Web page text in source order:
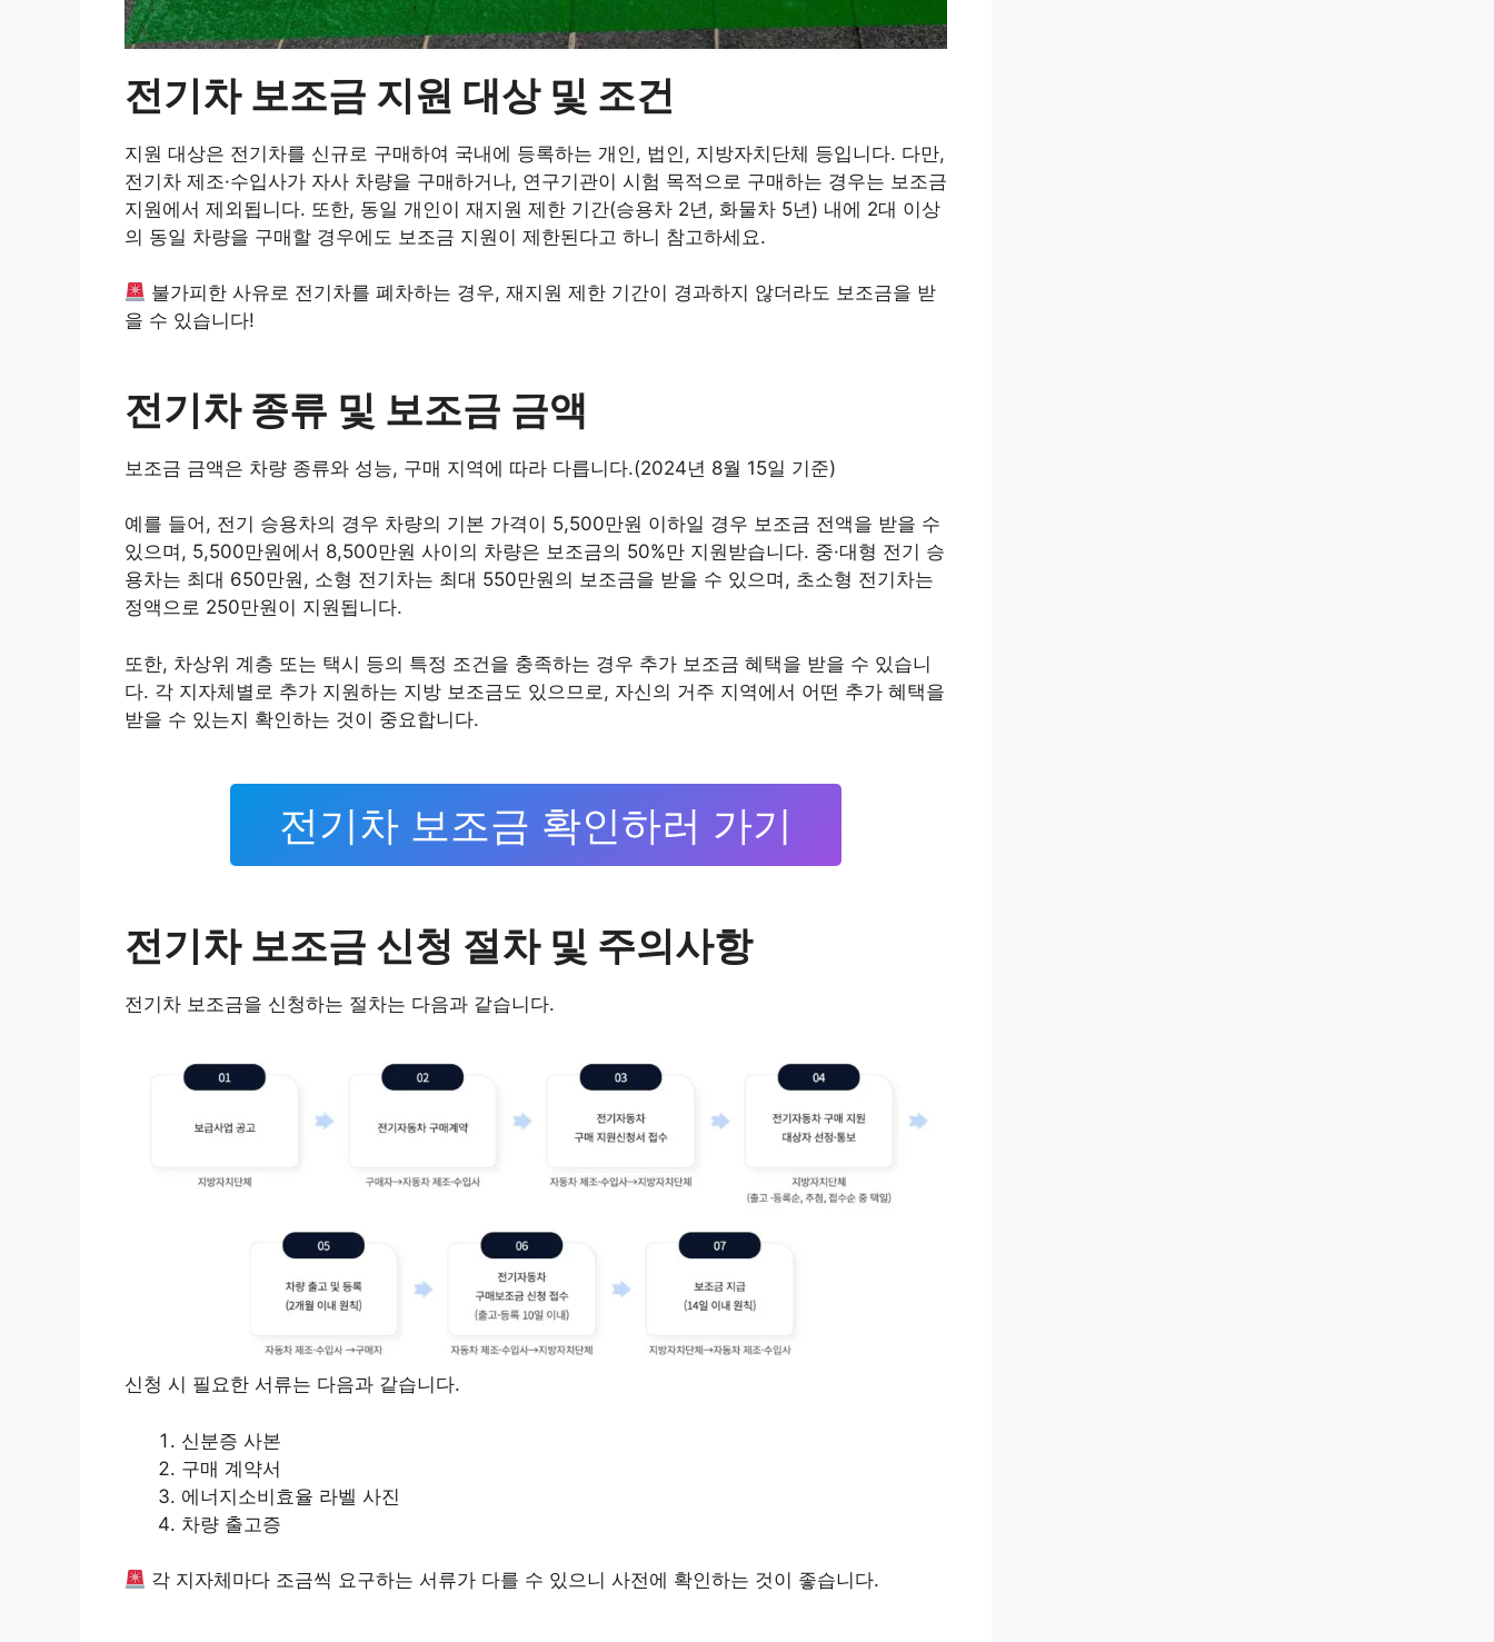
전기차 보조금 지원 대상 및 조건
지원 대상은 전기차를 신규로 구매하여 국내에 등록하는 개인, 법인, 지방자치단체 등입니다. 다만,
전기차 제조·수입사가 자사 차량을 구매하거나, 연구기관이 시험 목적으로 구매하는 경우는 보조금
지원에서 제외됩니다. 또한, 동일 개인이 재지원 제한 기간(승용차 2년, 화물차 5년) 내에 2대 이상
의 동일 차량을 구매할 경우에도 보조금 지원이 제한된다고 하니 참고하세요.
불가피한 사유로 전기차를 폐차하는 경우, 재지원 제한 기간이 경과하지 않더라도 보조금을 받
을 수 있습니다!
전기차 종류 및 보조금 금액
보조금 금액은 차량 종류와 성능, 구매 지역에 따라 다릅니다.(2024년 8월 15일 기준)
예를 들어, 전기 승용차의 경우 차량의 기본 가격이 5,500만원 이하일 경우 보조금 전액을 받을 수
있으며, 5,500만원에서 8,500만원 사이의 차량은 보조금의 50%만 지원받습니다. 중·대형 전기 승
용차는 최대 650만원, 소형 전기차는 최대 550만원의 보조금을 받을 수 있으며, 초소형 전기차는
정액으로 250만원이 지원됩니다​.
또한, 차상위 계층 또는 택시 등의 특정 조건을 충족하는 경우 추가 보조금 혜택을 받을 수 있습니
다. 각 지자체별로 추가 지원하는 지방 보조금도 있으므로, 자신의 거주 지역에서 어떤 추가 혜택을
받을 수 있는지 확인하는 것이 중요합니다.
전기차 보조금 확인하러 가기
전기차 보조금 신청 절차 및 주의사항
전기차 보조금을 신청하는 절차는 다음과 같습니다.
신청 시 필요한 서류는 다음과 같습니다.
신분증 사본
구매 계약서
에너지소비효율 라벨 사진
차량 출고증
각 지자체마다 조금씩 요구하는 서류가 다를 수 있으니 사전에 확인하는 것이 좋습니다.